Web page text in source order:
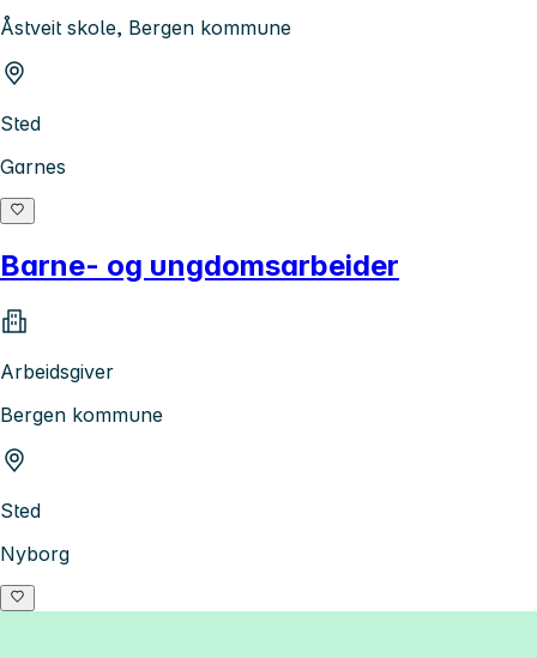
Åstveit skole, Bergen kommune
Sted
Garnes
Barne- og ungdomsarbeider
Arbeidsgiver
Bergen kommune
Sted
Nyborg